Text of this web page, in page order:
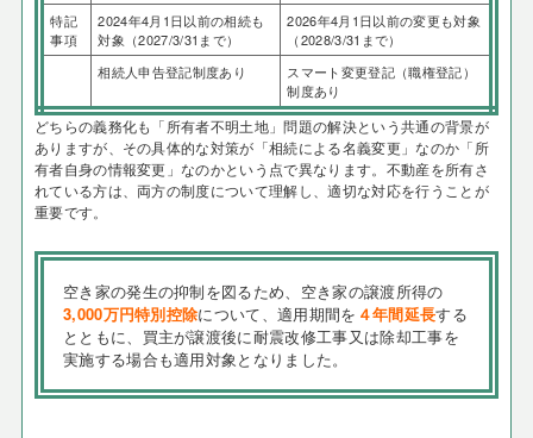
特記
事項
2024年4月1日以前の相続も
対象（2027/3/31まで）
2026年4月1日以前の変更も対象
（2028/3/31まで）
相続人申告登記制度あり
スマート変更登記（職権登記）
制度あり
どちらの義務化も「所有者不明土地」問題の解決という共通の背景が
ありますが、その具体的な対策が「相続による名義変更」なのか「所
有者自身の情報変更」なのかという点で異なります。不動産を所有さ
れている方は、両方の制度について理解し、適切な対応を行うことが
重要です。
空き家の発生の抑制を図るため、空き家の譲渡所得の
3,000万円特別控除について、適用期間を ４年間延長する
とともに、買主が譲渡後に耐震改修工事又は除却工事を
実施する場合も適用対象となりました。